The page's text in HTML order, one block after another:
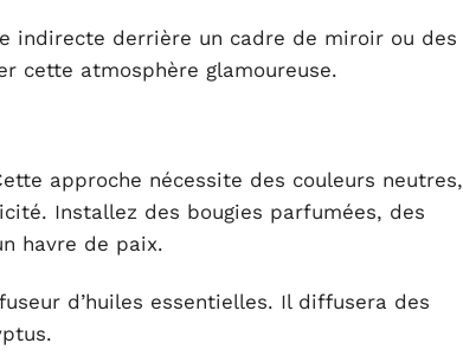
indirecte derrière un cadre de miroir ou des
cette atmosphère glamoureuse.
approche nécessite des couleurs neutres,
Installez des bougies parfumées, des
havre de paix.
d’huiles essentielles. Il diffusera des